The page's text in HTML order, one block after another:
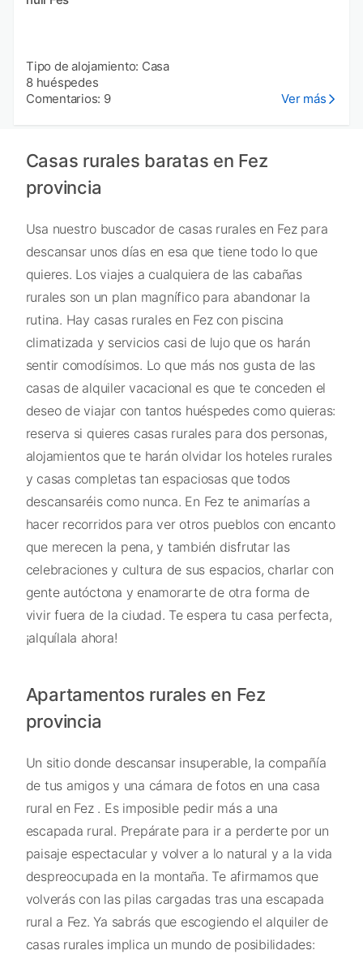
Tipo de alojamiento: Casa
8 huéspedes
Comentarios: 9
Ver más
Casas rurales baratas en Fez
provincia
Usa nuestro buscador de casas rurales en Fez para
descansar unos días en esa que tiene todo lo que
quieres. Los viajes a cualquiera de las cabañas
rurales son un plan magnífico para abandonar la
rutina. Hay casas rurales en Fez con piscina
climatizada y servicios casi de lujo que os harán
sentir comodísimos. Lo que más nos gusta de las
casas de alquiler vacacional es que te conceden el
deseo de viajar con tantos huéspedes como quieras:
reserva si quieres casas rurales para dos personas,
alojamientos que te harán olvidar los hoteles rurales
y casas completas tan espaciosas que todos
descansaréis como nunca. En Fez te animarías a
hacer recorridos para ver otros pueblos con encanto
que merecen la pena, y también disfrutar las
celebraciones y cultura de sus espacios, charlar con
gente autóctona y enamorarte de otra forma de
vivir fuera de la ciudad. Te espera tu casa perfecta,
¡alquílala ahora!
Apartamentos rurales en Fez
provincia
Un sitio donde descansar insuperable, la compañía
de tus amigos y una cámara de fotos en una casa
rural en Fez . Es imposible pedir más a una
escapada rural. Prepárate para ir a perderte por un
paisaje espectacular y volver a lo natural y a la vida
despreocupada en la montaña. Te afirmamos que
volverás con las pilas cargadas tras una escapada
rural a Fez. Ya sabrás que escogiendo el alquiler de
casas rurales implica un mundo de posibilidades: